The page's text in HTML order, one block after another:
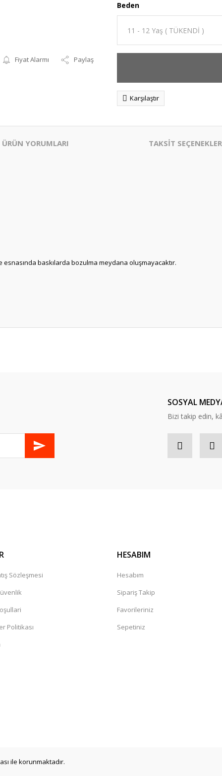
Fiyat Alarmı Paylaş
Beden
Karşılaştır
ÜRÜN YORUMLARI TAKSİT
esnasında baskılarda bozulma meydana oluşmayacaktır.
SOSYAL
Bizi takip edin,
Sözleşmesi
Politikası
HESABIM
Hesabım
Sipariş Takip
Favorileriniz
Sepetiniz
ile korunmaktadır.